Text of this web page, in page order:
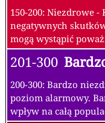
150-200: Niezdrowe -
negatywnych
mogą wystąpić
201-300
200-300: Bardzo
poziom alarmowy.
wpływ na całą